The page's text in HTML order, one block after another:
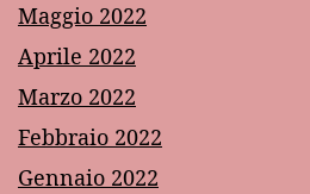
Maggio 2022
Aprile 2022
Marzo 2022
Febbraio 2022
Gennaio 2022